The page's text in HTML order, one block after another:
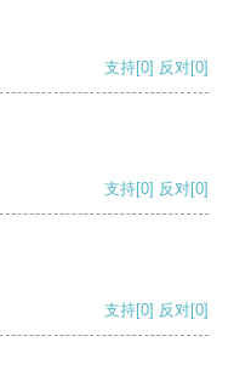
支持[0] 反对[0]
支持[0] 反对[0]
支持[0] 反对[0]